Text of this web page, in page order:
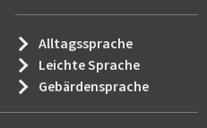
Alltagssprache
Leichte Sprache
Gebärdensprache